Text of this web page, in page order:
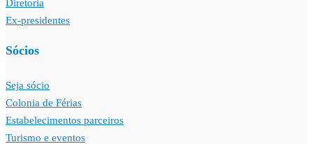
Diretoria
Ex-presidentes
Sócios
Seja sócio
Colonia de Férias
Estabelecimentos parceiros
Turismo e eventos